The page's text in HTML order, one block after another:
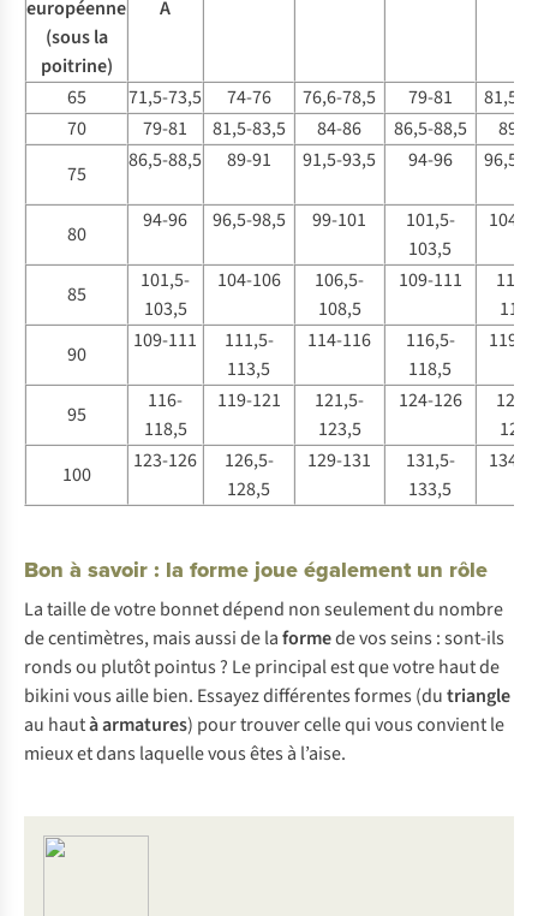
européenne
(sous la
poitrine)
A
65 71,5-73,5 74-76 76,6-78,5 79-81
81,5-
70
79-81 81,5-83,5 84-86 86,5-88,5
89-
75
86,5-88,5 89-91 91,5-93,5 94-96 96,5-
80
94-96 96,5-98,5 99-101
101,5-
103,5
104-
85
101,5-
103,5
104-106
106,5-
108,5
109-111
90
109-111
111,5-
113,5
114-116
116,5-
118,5
119-
95
116-
118,5
119-121
121,5-
123,5
124-126
100
123-126
126,5-
128,5
129-131
131,5-
133,5
134-
Bon à savoir : la forme joue également un rôle
La taille de votre bonnet dépend non seulement du nombre
de centimètres, mais aussi de laformede vos seins : sont-ils
ronds ou plutôt pointus ? Le principal est que votre haut de
bikini vous aille bien. Essayez différentes formes (dutriangle
au hautà armatures) pour trouver celle qui vous convient le
mieux et dans laquelle vous êtes à l’aise.